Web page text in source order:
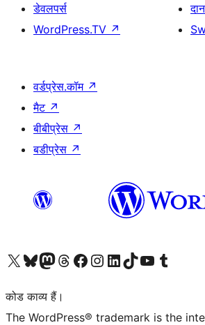
डेवलपर्स
WordPress.TV ↗
वर्डप्रेस.कॉम ↗
मैट ↗
बीबीप्रेस ↗
बडीप्रेस ↗
Visit our X (formerly Twitter) account
हमारे बलुस्की खाते पर जाएँVisit our Mastodon account
हमारे थ्रेड्स अकाउंट पर जाएंहमारे फेसबुक पेज पर जाएँहमारे इंस्टाग्राम अकाउंट पर जाएंहमारे लिंक्डइन खाते पर जाएँहमारे टिकटॉक खाते पर जाएँहमारे यूट्यूब चैनल पर जाएंहमारे Tumblr खाते पर जाएँ
कोड काव्य हैं।
The WordPress® trademark is the